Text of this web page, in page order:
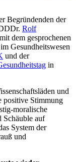
Begründenden der
Rolf
dem gesprochenen
Gesundheitswesen
und der
in
und
positive Stimmung
moralische
Schäuble auf
System der
und